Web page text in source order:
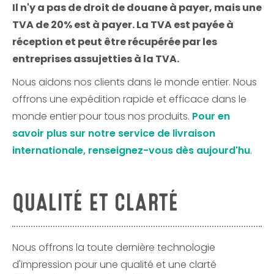
Il n'y a pas de droit de douane à payer, mais une
TVA de 20% est à payer. La TVA est payée à
réception et peut être récupérée par les
entreprises assujetties à la TVA.
Nous aidons nos clients dans le monde entier. Nous
offrons une expédition rapide et efficace dans le
monde entier pour tous nos produits. Pour en
savoir plus sur notre service de livraison
internationale, renseignez-vous dès aujourd'hu.
QUALITÉ ET CLARTÉ
Nous offrons la toute dernière technologie
d'impression pour une qualité et une clarté